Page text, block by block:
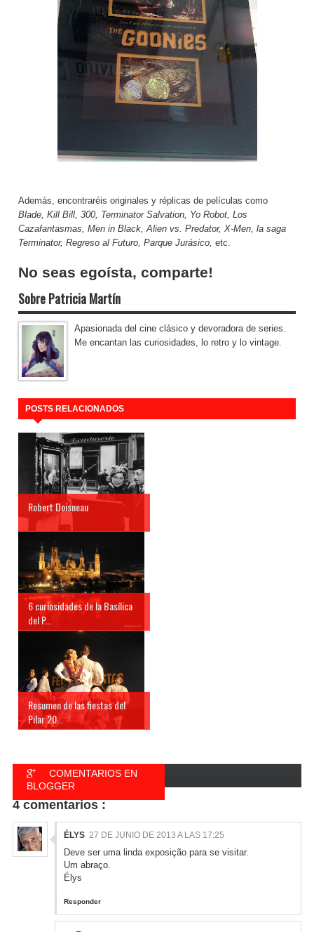
Además, encontraréis originales y réplicas de películas como
Blade, Kill Bill, 300, Terminator Salvation, Yo Robot, Los
Cazafantasmas, Men in Black, Alien vs. Predator, X-Men, la saga
Terminator, Regreso al Futuro, Parque Jurásico, etc.
No seas egoísta, comparte!
Sobre Patricia Martín
Apasionada del cine clásico y devoradora de series.
Me encantan las curiosidades, lo retro y lo vintage.
POSTS RELACIONADOS
Robert Doisneau
6 curiosidades de la Basílica
del P...
Resumen de las fiestas del
Pilar 20...
COMENTARIOS EN
BLOGGER
FACEBOOK
4 comentarios :
ÉLYS 27 DE JUNIO DE 2013 A LAS 17:25
Deve ser uma linda exposição para se visitar.
Um abraço.
Élys
Responder